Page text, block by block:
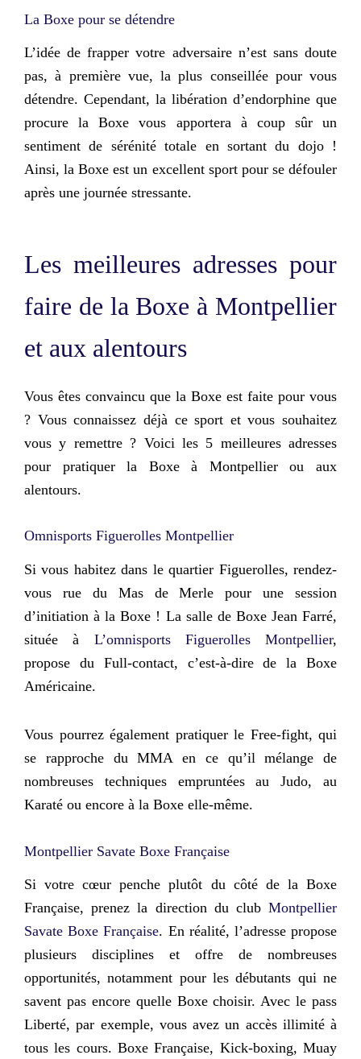
La Boxe pour se détendre
L’idée de frapper votre adversaire n’est sans doute
pas, à première vue, la plus conseillée pour vous
détendre. Cependant, la libération d’endorphine que
procure la Boxe vous apportera à coup sûr un
sentiment de sérénité totale en sortant du dojo!
Ainsi, la Boxe est un excellent sport pour se défouler
après une journée stressante.
Les meilleures adresses pour
faire de la Boxe à Montpellier
et aux alentours
Vous êtes convaincu que la Boxe est faite pour vous
? Vous connaissez déjà ce sport et vous souhaitez
vous y remettre ? Voici les 5 meilleures adresses
pour pratiquer la Boxe à Montpellierou aux
alentours.
Omnisports Figuerolles Montpellier
Si vous habitez dans le quartier Figuerolles, rendez-
vous rue du Mas de Merle pour une session
d’initiation à la Boxe ! La salle de Boxe Jean Farré,
située à L’omnisports Figuerolles Montpellier,
propose du Full-contact, c’est-à-dire de la Boxe
Américaine.
Vous pourrez également pratiquer le Free-fight, qui
se rapproche du MMA en ce qu’il mélange de
nombreuses techniques empruntées au Judo, au
Karaté ou encore à la Boxe elle-même.
Montpellier Savate Boxe Française
Si votre cœur penche plutôt du côté de la Boxe
Française, prenez la direction du club Montpellier
Savate Boxe Française. En réalité, l’adresse propose
plusieurs disciplines et offre de nombreuses
opportunités, notamment pour les débutants qui ne
savent pas encore quelle Boxe choisir. Avec le pass
Liberté, par exemple, vous avez un accès illimité à
tous les cours. Boxe Française, Kick-boxing, Muay